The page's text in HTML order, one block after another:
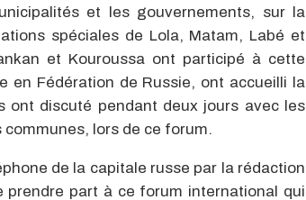
et les gouvernements, sur la
spéciales de Lola, Matam, Labé et
et Kouroussa ont participé à cette
en Fédération de Russie, ont accueilli la
ont discuté pendant deux jours avec les
lors de ce forum.
de la capitale russe par la rédaction
prendre part à ce forum international qui